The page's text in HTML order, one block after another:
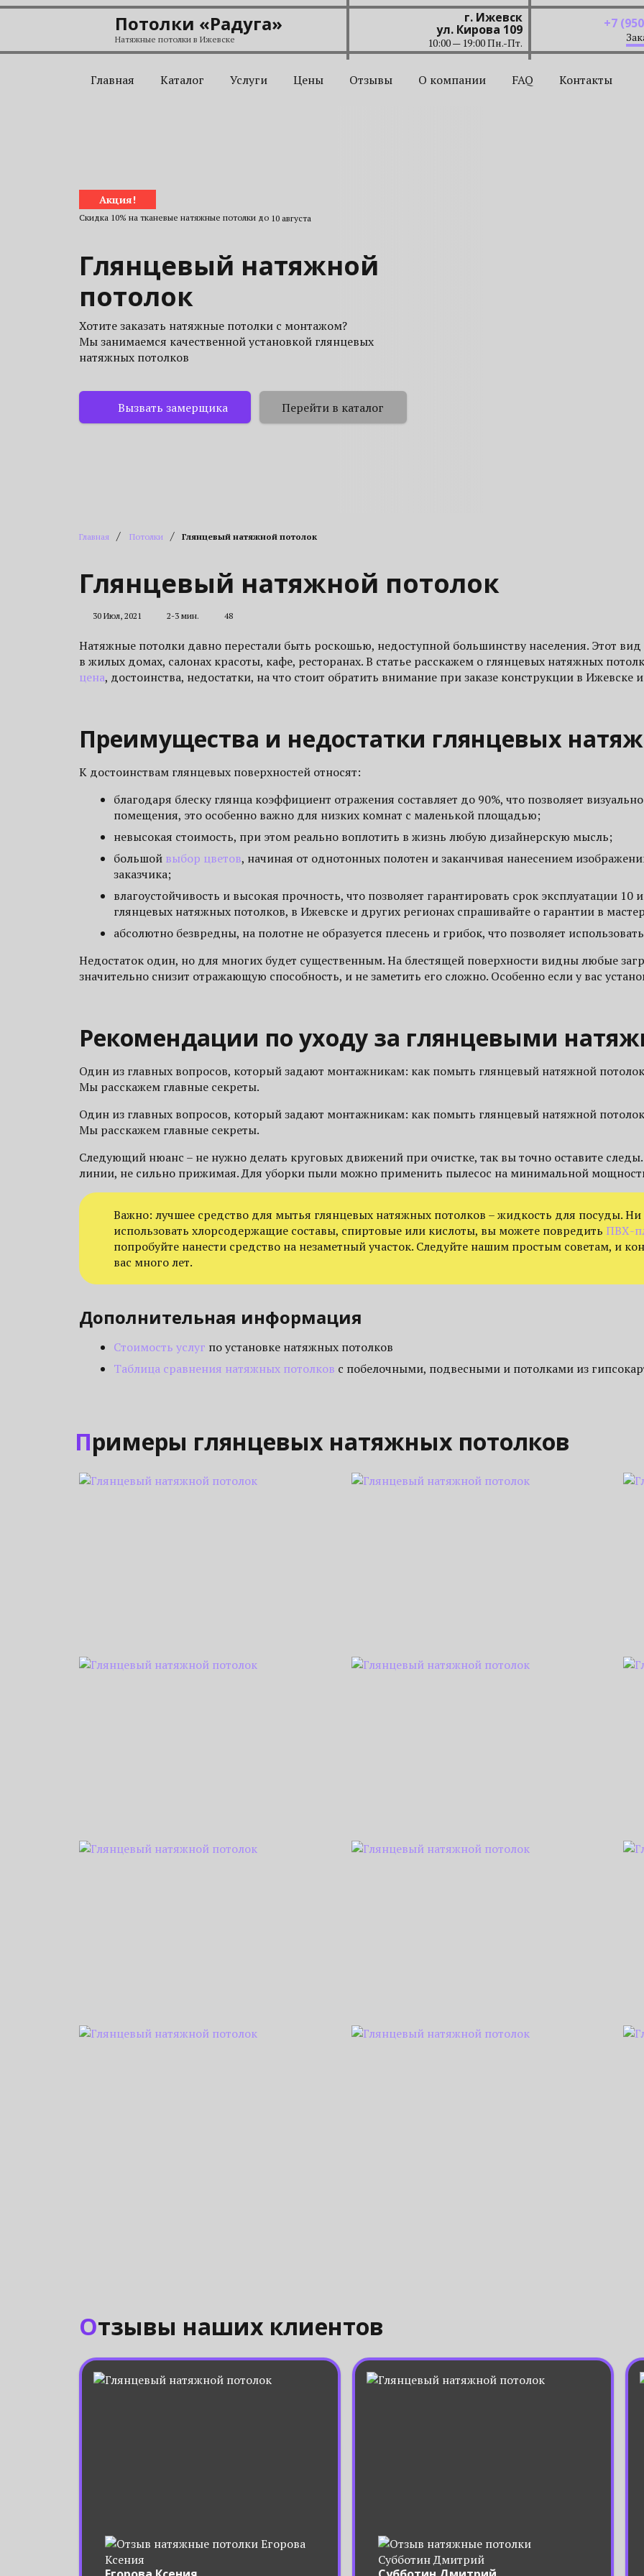
Перейти к содержанию
Потолки «Радуга»
Натяжные потолки в Ижевске
г. Ижевск
ул. Кирова 109
10:00 — 19:00 Пн.-Пт.
+7
Главная Каталог Услуги Цены Отзывы О компании FAQ Контакты
Акция!
Скидка 10% на тканевые натяжные потолки до 10 августа
Глянцевый натяжной
потолок
Хотите заказать натяжные потолки с монтажом?
Мы занимаемся качественной установкой глянцевых
натяжных потолков
Вызвать замерщика Перейти в каталог
Главная / Потолки / Глянцевый натяжной потолок
Глянцевый натяжной потолок
30 Июл, 2021 2-3 мин. 48
Натяжные потолки давно перестали быть роскошью, недоступной большинству населения. Этот
в жилых домах, салонах красоты, кафе, ресторанах. В статье расскажем о глянцевых натяжных
цена, достоинства, недостатки, на что стоит обратить внимание при заказе конструкции в Ижевске
Преимущества и недостатки глянцевых
К достоинствам глянцевых поверхностей относят:
благодаря блеску глянца коэффициент отражения составляет до 90%, что позволяет
помещения, это особенно важно для низких комнат с маленькой площадью;
невысокая стоимость, при этом реально воплотить в жизнь любую дизайнерскую мысль;
большой выбор цветов, начиная от однотонных полотен и заканчивая нанесением
заказчика;
влагоустойчивость и высокая прочность, что позволяет гарантировать срок эксплуатации 10
глянцевых натяжных потолков, в Ижевске и других регионах спрашивайте о гарантии в
абсолютно безвредны, на полотне не образуется плесень и грибок, что позволяет
Недостаток один, но для многих будет существенным. На блестящей поверхности видны любые
значительно снизит отражающую способность, и не заметить его сложно. Особенно если у вас
Рекомендации по уходу за глянцевыми
Один из главных вопросов, который задают монтажникам: как помыть глянцевый натяжной потолок
Мы расскажем главные секреты.
Один из главных вопросов, который задают монтажникам: как помыть глянцевый натяжной потолок
Мы расскажем главные секреты.
Следующий нюанс – не нужно делать круговых движений при очистке, так вы точно оставите
линии, не сильно прижимая. Для уборки пыли можно применить пылесос на минимальной
Важно: лучшее средство для мытья глянцевых натяжных потолков – жидкость для посуды. Ни
использовать хлорсодержащие составы, спиртовые или кислоты, вы можете повредить ПВХ-
попробуйте нанести средство на незаметный участок. Следуйте нашим простым советам, и
вас много лет.
Дополнительная информация
Стоимость услуг по установке натяжных потолков
Таблица сравнения натяжных потолков с побелочными, подвесными и потолками из
Примеры глянцевых натяжных потолков
Отзывы наших клиентов